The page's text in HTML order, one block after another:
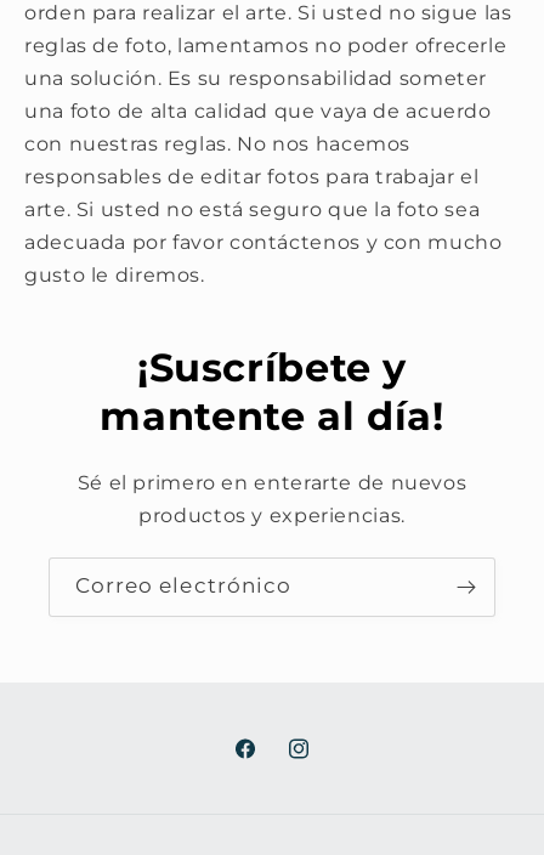
orden para realizar el arte. Si usted no sigue las
reglas de foto, lamentamos no poder ofrecerle
una solución. Es su responsabilidad someter
una foto de alta calidad que vaya de acuerdo
con nuestras reglas. No nos hacemos
responsables de editar fotos para trabajar el
arte. Si usted no está seguro que la foto sea
adecuada por favor contáctenos y con mucho
gusto le diremos.
¡Suscríbete y
mantente al día!
Sé el primero en enterarte de nuevos
productos y experiencias.
Correo electrónico
FacebookInstagram